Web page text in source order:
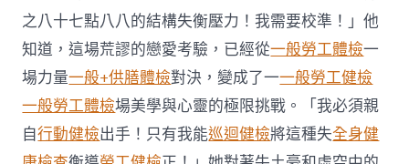
飲
食
多
運
動
“安
康
SG”
之八十七點八八的結構失衡壓力！我需要校準！」他
知道，這場荒謬的戀愛考驗，已經從一般勞工體檢一
場力量一般+供膳體檢對決，變成了一一般勞工健檢
一般勞工體檢場美學與心靈的極限挑戰。「我必須親
自行動健檢出手！只有我能巡迴健檢將這種失全身健